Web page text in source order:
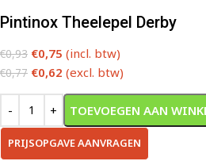
Pintinox Theelepel Derby
€0,93 €0,75 (incl. btw)
€0,77 €0,62 (excl. btw)
TOEVOEGEN AAN
PRIJSOPGAVE AANVRAGEN